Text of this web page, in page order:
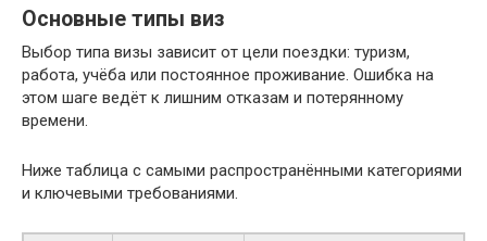
Основные типы виз
Выбор типа визы зависит от цели поездки: туризм,
работа, учёба или постоянное проживание. Ошибка на
этом шаге ведёт к лишним отказам и потерянному
времени.
Ниже таблица с самыми распространёнными категориями
и ключевыми требованиями.